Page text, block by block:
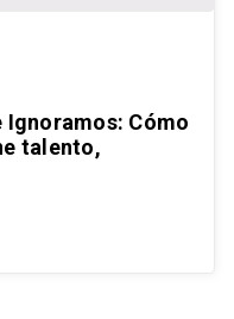
Ignoramos: Cómo
talento,